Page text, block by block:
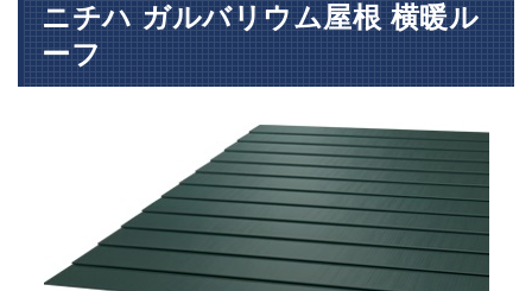
ニチハ ガルバリウム屋根 横暖ル
ーフ